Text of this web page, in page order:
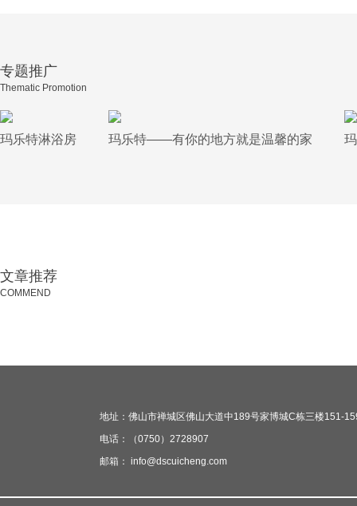
专题推广
Thematic Promotion
玛乐特淋浴房 玛乐特——有你的地方就是温馨的家
文章推荐
COMMEND
地址：佛山市禅城区佛山大道中189号家博城C栋三楼151-
电话：（0750）2728907
邮箱： info@dscuicheng.com